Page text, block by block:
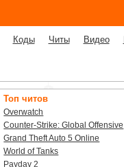
Коды Читы Видео
Топ читов
Overwatch
Counter-Strike: Global Offensive
Grand Theft Auto 5 Online
World of Tanks
Payday 2